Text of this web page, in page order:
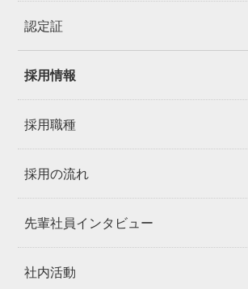
認定証
採用情報
採用職種
採用の流れ
先輩社員インタビュー
社内活動